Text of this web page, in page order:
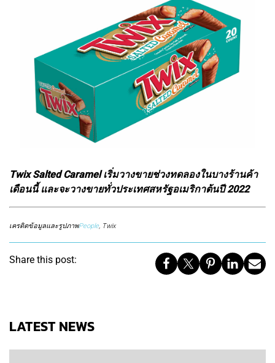
Twix Salted Caramel เริ่มวางขายช่วงทดลองในบางร้านค้า
เดือนนี้ และจะวางขายทั่วประเทศสหรัฐอเมริกาต้นปี 2022
เครดิตข้อมูลและรูปภาพPeople , Twix
Share this post:
LATEST NEWS